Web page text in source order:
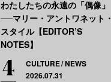
わたしたちの永遠の「偶像」
──マリー・アントワネット・
スタイル【EDITOR’S
NOTES】
CULTURE NEWS
2026.07.31